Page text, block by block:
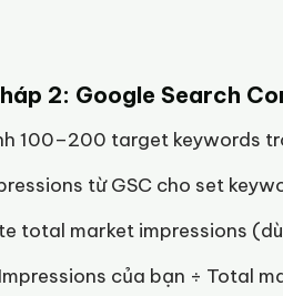
2: Google Search
100–200 target keywords
từ GSC cho set
total market impressions
của bạn ÷ Total